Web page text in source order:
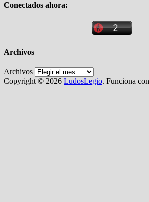
Conectados ahora:
Archivos
Archivos
Copyright © 2026 LudosLegio. Funciona con